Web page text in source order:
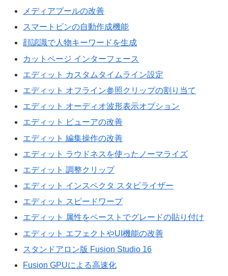
メディアプールの改善
スマートビンの自動作成機能
顔認識で人物キーワードを生成
カットページ インターフェース
エディット カスタムタイムライン設定
エディット オフライン参照クリップの割り当て
エディット オーディオ波形表示オプション
エディット ビューアの改善
エディット 編集操作の改善
エディット ラウドネスを使ったノーマライズ
エディット 調整クリップ
エディット インスペクタ スタビライザー
エディット スピードワープ
エディット 属性をペーストでグレードの貼り付け
エディット エフェクトやUI機能の改善
スタンドアロン版 Fusion Studio 16
Fusion GPUによる高速化